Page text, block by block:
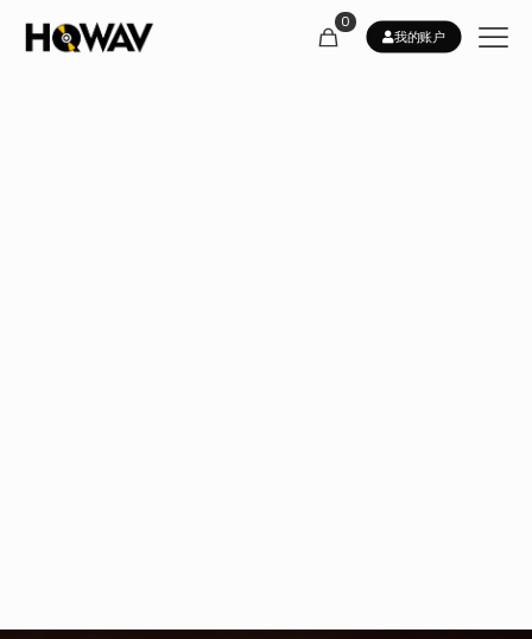
0
我的账户